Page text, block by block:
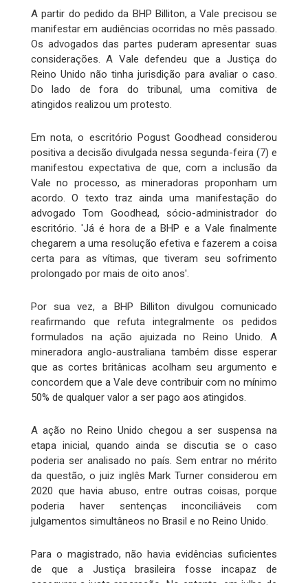
A partir do pedido da BHP Billiton, a Vale precisou se
manifestar em audiências ocorridas no mês passado.
Os advogados das partes puderam apresentar suas
considerações. A Vale defendeu que a Justiça do
Reino Unido não tinha jurisdição para avaliar o caso.
Do lado de fora do tribunal, uma comitiva de
atingidos realizou um protesto.
Em nota, o escritório Pogust Goodhead considerou
positiva a decisão divulgada nessa segunda-feira (7) e
manifestou expectativa de que, com a inclusão da
Vale no processo, as mineradoras proponham um
acordo. O texto traz ainda uma manifestação do
advogado Tom Goodhead, sócio-administrador do
escritório. 'Já é hora de a BHP e a Vale finalmente
chegarem a uma resolução efetiva e fazerem a coisa
certa para as vítimas, que tiveram seu sofrimento
prolongado por mais de oito anos'.
Por sua vez, a BHP Billiton divulgou comunicado
reafirmando que refuta integralmente os pedidos
formulados na ação ajuizada no Reino Unido. A
mineradora anglo-australiana também disse esperar
que as cortes britânicas acolham seu argumento e
concordem que a Vale deve contribuir com no mínimo
50% de qualquer valor a ser pago aos atingidos.
A ação no Reino Unido chegou a ser suspensa na
etapa inicial, quando ainda se discutia se o caso
poderia ser analisado no país. Sem entrar no mérito
da questão, o juiz inglês Mark Turner considerou em
2020 que havia abuso, entre outras coisas, porque
poderia haver sentenças inconciliáveis com
julgamentos simultâneos no Brasil e no Reino Unido.
Para o magistrado, não havia evidências suficientes
de que a Justiça brasileira fosse incapaz de